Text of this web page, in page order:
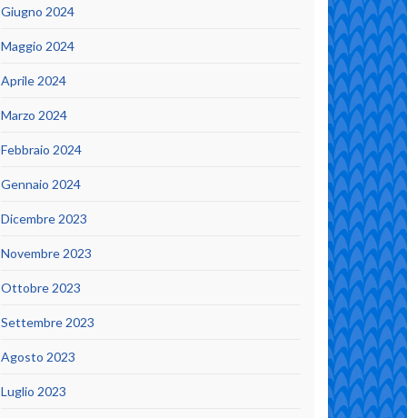
Giugno 2024
Maggio 2024
Aprile 2024
Marzo 2024
Febbraio 2024
Gennaio 2024
Dicembre 2023
Novembre 2023
Ottobre 2023
Settembre 2023
Agosto 2023
Luglio 2023